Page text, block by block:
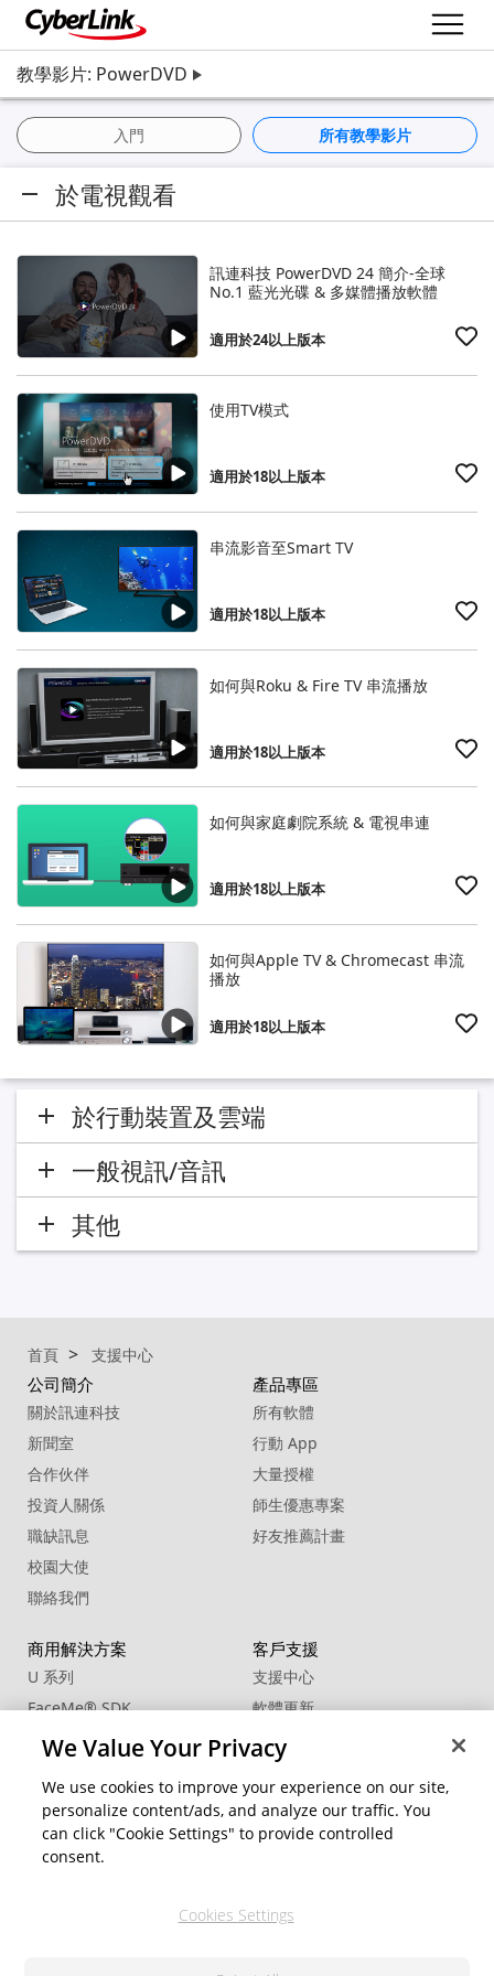
教學影片: PowerDVD
入門 所有教學影片
於電視觀看
訊連科技 PowerDVD 24 簡介-全球
No.1 藍光光碟 & 多媒體播放軟體
適用於24以上版本
使用TV模式
適用於18以上版本
串流影音至Smart TV
適用於18以上版本
如何與Roku & Fire TV 串流播放
適用於18以上版本
如何與家庭劇院系統 & 電視串連
適用於18以上版本
如何與Apple TV & Chromecast 串流
播放
適用於18以上版本
於行動裝置及雲端
一般視訊/音訊
其他
首頁 支援中心
公司簡介
關於訊連科技
新聞室
合作伙伴
投資人關係
職缺訊息
校園大使
聯絡我們
產品專區
所有軟體
行動 App
大量授權
師生優惠專案
好友推薦計畫
商用解決方案
U 系列
FaceMe®SDK
客戶支援
支援中心
軟體更新
CCP國際專業認證
社群資源 變更地區
We Value Your Privacy
We use cookies to improve your experience on our site,
personalize content/ads, and analyze our traffic. You
can click "Cookie Settings" to provide controlled
consent.
Cookies Settings